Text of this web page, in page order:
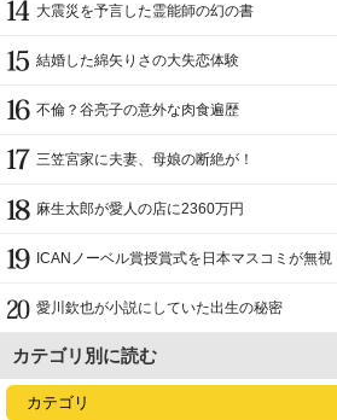
大震災を予言した霊能師の幻の書
結婚した綿矢りさの大失恋体験
不倫？谷亮子の意外な肉食遍歴
三笠宮家に夫妻、母娘の断絶が！
麻生太郎が愛人の店に2360万円
ICANノーベル賞授賞式を日本マスコミが無視
愛川欽也が小説にしていた出生の秘密
カテゴリ別に読む